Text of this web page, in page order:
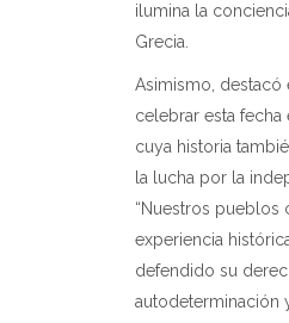
ilumina la
Grecia.
Asimismo,
celebrar esta fecha
cuya historia
la lucha por la
“Nuestros pueblos
experiencia
defendido su
autodeterminación